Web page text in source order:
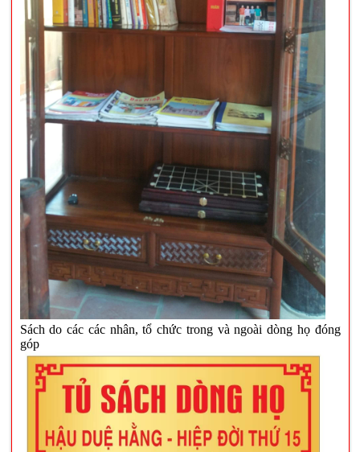
Sách do các các nhân, tổ chức trong và ngoài dòng họ đóng
góp